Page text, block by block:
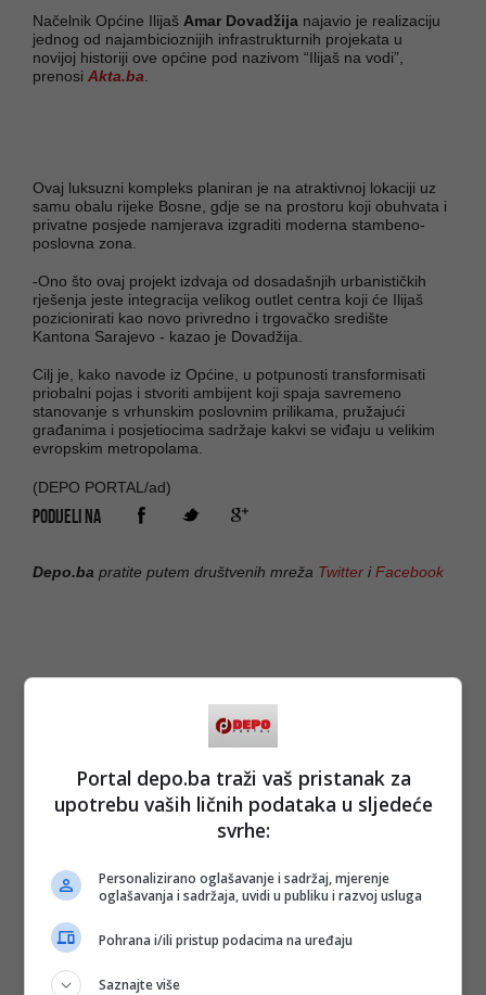
Načelnik Općine Ilijaš Amar Dovadžija najavio je realizaciju
jednog od najambicioznijih infrastrukturnih projekata u
novijoj historiji ove općine pod nazivom “Ilijaš na vodi”,
prenosi Akta.ba
Ovaj luksuzni kompleks planiran je na atraktivnoj lokaciji uz
samu obalu rijeke Bosne, gdje se na prostoru koji obuhvata i
privatne posjede namjerava izgraditi moderna stambeno-
poslovna zona.
-Ono što ovaj projekt izdvaja od dosadašnjih urbanističkih
rješenja jeste integracija velikog outlet centra koji će Ilijaš
pozicionirati kao novo privredno i trgovačko središte
Kantona Sarajevo - kazao je Dovadžija.
Cilj je, kako navode iz Općine, u potpunosti transformisati
priobalni pojas i stvoriti ambijent koji spaja savremeno
stanovanje s vrhunskim poslovnim prilikama, pružajući
građanima i posjetiocima sadržaje kakvi se viđaju u velikim
evropskim metropolama.
(DEPO PORTAL/ad)
PODIJELI NA
Depo.ba pratite putem društvenih mreža Twitter iFacebook
Portal depo.ba traži vaš pristanak za
upotrebu vaših ličnih podataka u sljedeće
svrhe:
Personalizirano oglašavanje i sadržaj, mjerenje
oglašavanja i sadržaja, uvidi u publiku i razvoj usluga
Pohrana i/ili pristup podacima na uređaju
Saznajte više